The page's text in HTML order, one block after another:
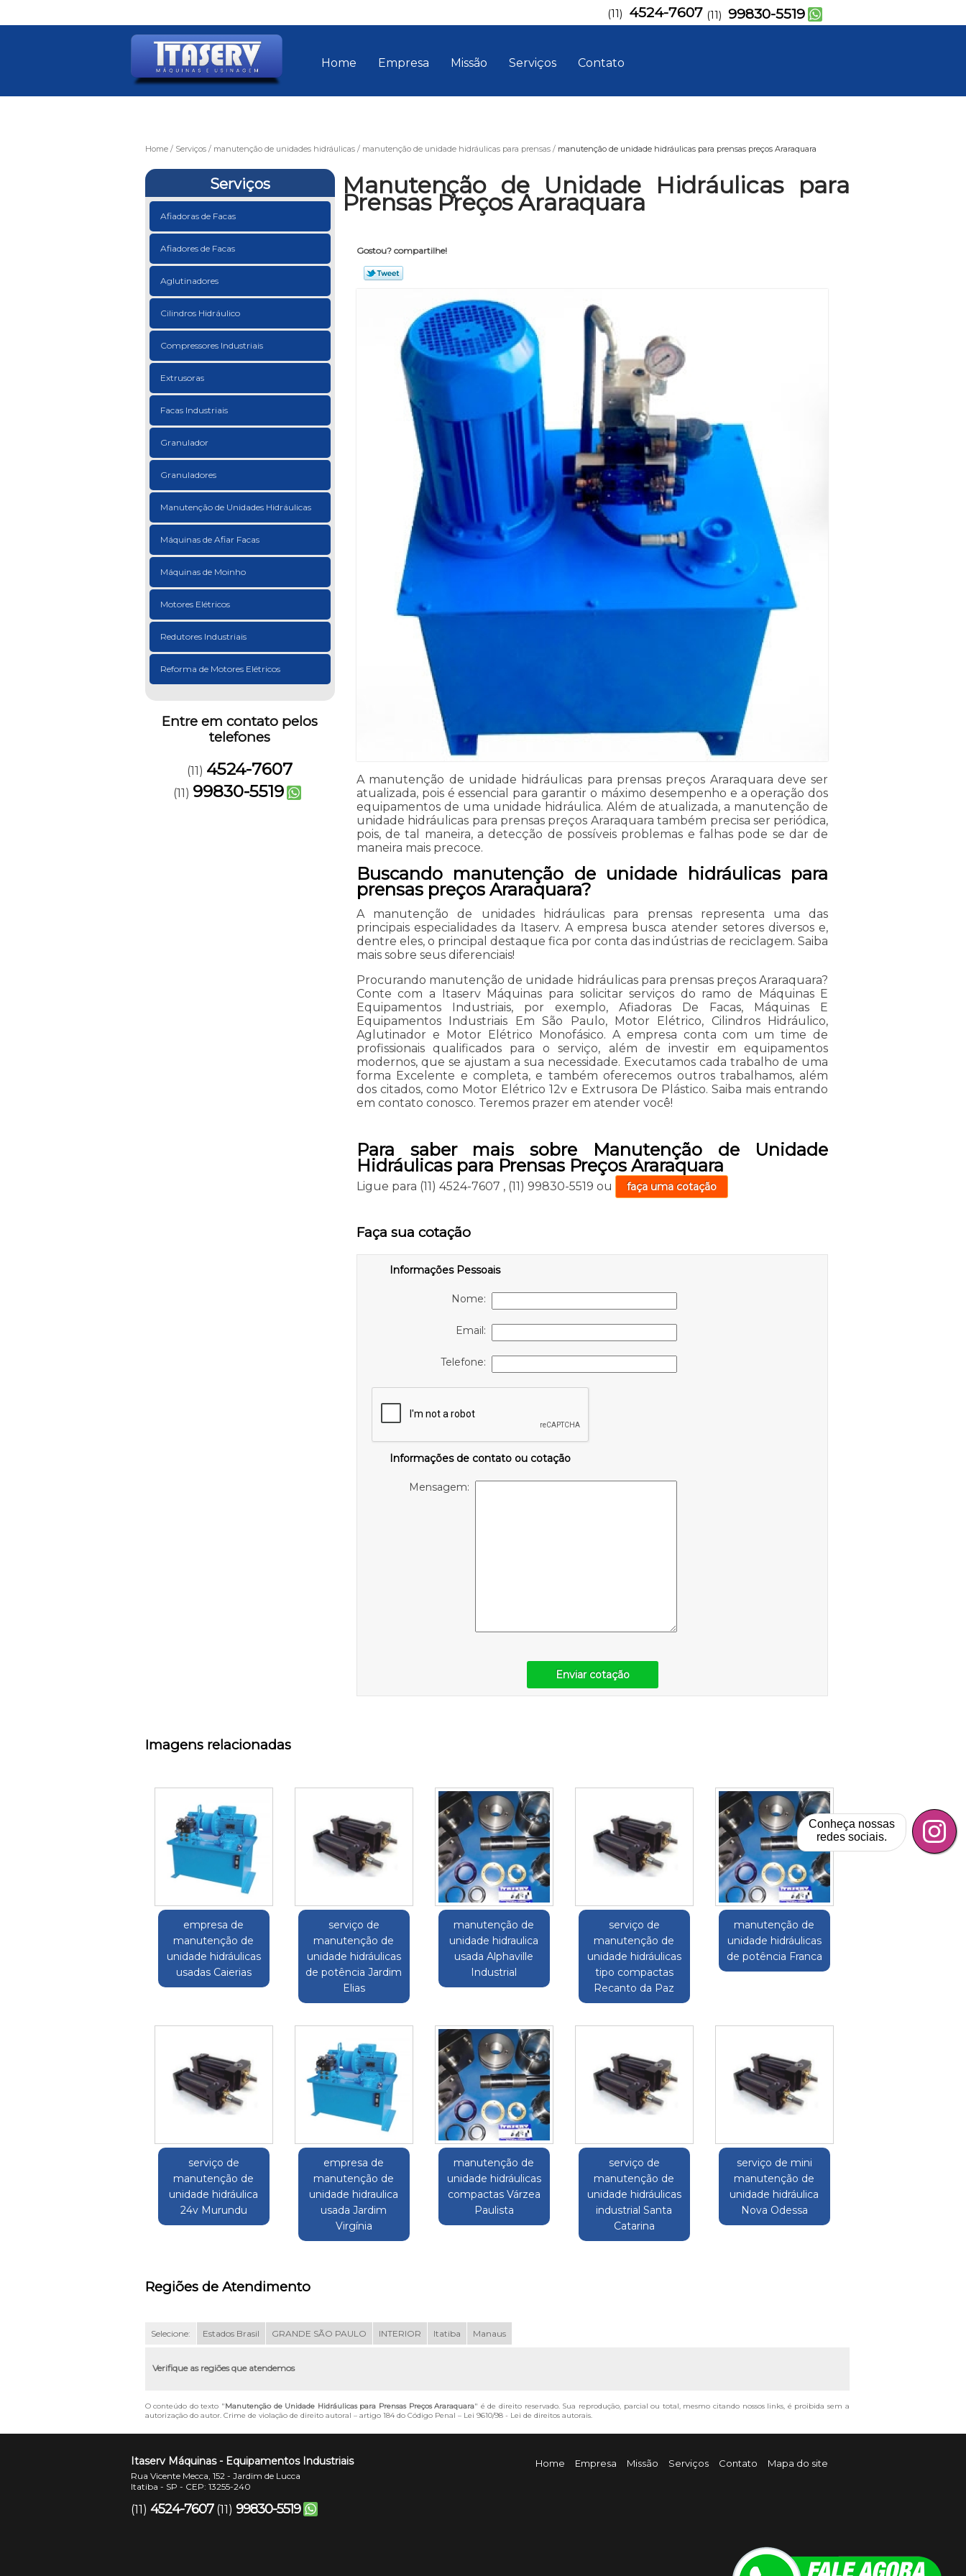
Home Empresa Missão Serviços Contato
(11) 4524-7607 (11) 99830-5519
Home Serviços manutenção de unidades hidráulicas manutenção de unidade hidráulicas para prensas manutenção de unidade hidráulicas para prensas preços Araraquara
Serviços
Afiadoras de Facas
Afiadores de Facas
Aglutinadores
Cilindros Hidráulico
Compressores Industriais
Extrusoras
Facas Industriais
Granulador
Granuladores
Manutenção de Unidades Hidráulicas
Máquinas de Afiar Facas
Máquinas de Moinho
Motores Elétricos
Redutores Industriais
Reforma de Motores Elétricos
Entre em contato pelos
telefones
(11) 4524-7607
(11) 99830-5519
Manutenção de Unidade Hidráulicas para
Prensas Preços Araraquara
Gostou? compartilhe!
A manutenção de unidade hidráulicas para prensas preços Araraquara deve ser
atualizada, pois é essencial para garantir o máximo desempenho e a operação dos
equipamentos de uma unidade hidráulica. Além de atualizada, a manutenção de
unidade hidráulicas para prensas preços Araraquara também precisa ser periódica,
pois, de tal maneira, a detecção de possíveis problemas e falhas pode se dar de
maneira mais precoce.
Buscando manutenção de unidade hidráulicas para
prensas preços Araraquara?
A manutenção de unidades hidráulicas para prensas representa uma das
principais especialidades da Itaserv. A empresa busca atender setores diversos e,
dentre eles, o principal destaque fica por conta das indústrias de reciclagem. Saiba
mais sobre seus diferenciais!
Procurando manutenção de unidade hidráulicas para prensas preços Araraquara?
Conte com a Itaserv Máquinas para solicitar serviços do ramo de Máquinas E
Equipamentos Industriais, por exemplo, Afiadoras De Facas, Máquinas E
Equipamentos Industriais Em São Paulo, Motor Elétrico, Cilindros Hidráulico,
Aglutinador e Motor Elétrico Monofásico. A empresa conta com um time de
profissionais qualificados para o serviço, além de investir em equipamentos
modernos, que se ajustam a sua necessidade. Executamos cada trabalho de uma
forma Excelente e completa, e também oferecemos outros trabalhamos, além
dos citados, como Motor Elétrico 12v e Extrusora De Plástico. Saiba mais entrando
em contato conosco. Teremos prazer em atender você!
Para saber mais sobre Manutenção de Unidade
Hidráulicas para Prensas Preços Araraquara
Ligue para (11) 4524-7607 , (11) 99830-5519 ou faça uma cotação
Faça sua cotação
Informações Pessoais
Nome:
Email:
Telefone:
Informações de contato ou cotação
Mensagem:
Enviar cotação
Imagens relacionadas
empresa de
manutenção de
unidade hidráulicas
usadas Caierias
serviço de
manutenção de
unidade hidráulicas
de potência Jardim
Elias
manutenção de
unidade hidraulica
usada Alphaville
Industrial
serviço de
manutenção de
unidade hidráulicas
tipo compactas
Recanto da Paz
manutenção de
unidade hidráulicas
de potência Franca
serviço de
manutenção de
unidade hidráulica
24v Murundu
empresa de
manutenção de
unidade hidraulica
usada Jardim
Virgínia
manutenção de
unidade hidráulicas
compactas Várzea
Paulista
serviço de
manutenção de
unidade hidráulicas
industrial Santa
Catarina
serviço de mini
manutenção de
unidade hidráulica
Nova Odessa
Regiões de Atendimento
Selecione: Estados Brasil GRANDE SÃO PAULO INTERIOR Itatiba Manaus
Verifique as regiões que atendemos
O conteúdo do texto "Manutenção de Unidade Hidráulicas para Prensas Preços Araraquara" é de direito reservado. Sua reprodução, parcial ou total, mesmo citando nossos links, é proibida sem a
autorização do autor. Crime de violação de direito autoral – artigo 184 do Código Penal – Lei 9610/98 - Lei de direitos autorais.
Itaserv Máquinas - Equipamentos Industriais
Rua Vicente Mecca, 152 - Jardim de Lucca
Itatiba - SP - CEP: 13255-240
(11) 4524-7607 (11) 99830-5519
Home Empresa Missão Serviços Contato Mapa do site
Conheça nossas
redes sociais.